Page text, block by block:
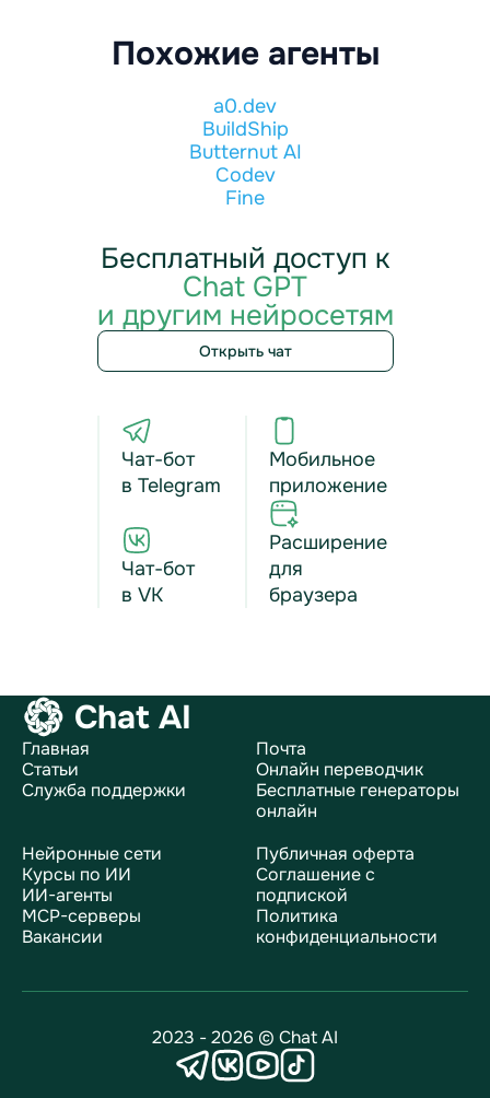
Похожие агенты
a0.dev
BuildShip
Butternut AI
Codev
Fine
Бесплатный доступ к
Chat GPT
и другим нейросетям
Открыть чат
Чат-бот
в Telegram
Чат-бот
в VK
Мобильное
приложение
Расширение
для
браузера
Chat AI
Главная
Статьи
Служба поддержки
Почта
Онлайн переводчик
Бесплатные генераторы
онлайн
Нейронные сети
Курсы по ИИ
ИИ-агенты
MCP-серверы
Вакансии
Публичная оферта
Соглашение с
подпиской
Политика
конфиденциальности
2023 - 2026 © Chat AI